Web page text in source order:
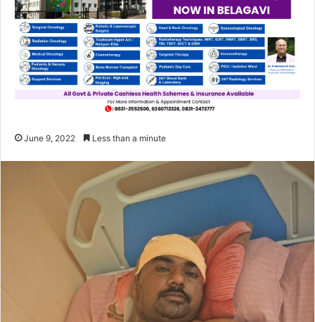
June 9, 2022 Less than a minute